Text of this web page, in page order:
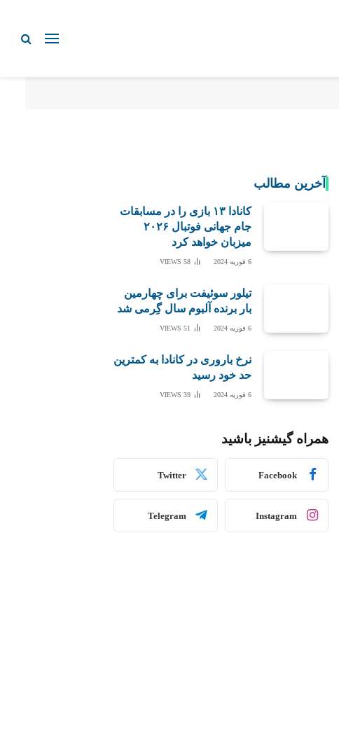
آخرین مطالب
کانادا ۱۳ بازی را در مسابقات
جام جهانی فوتبال ۲۰۲۶
میزبان خواهد کرد
6 فوریه 2024 58
VIEWS
تیلور سوئیفت برای چهارمین
بار برنده آلبوم سال گِرمی شد
6 فوریه 2024 51
VIEWS
نرخ باروری در کانادا به کمترین
حد خود رسید
6 فوریه 2024 39
VIEWS
همراه گیشنیز باشید
Facebook
Twitter
Instagram
Telegram